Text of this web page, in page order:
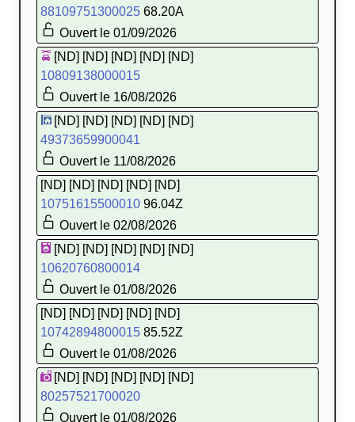
88109751300025 68.20A
Ouvert le 01/09/2026
[ND] [ND] [ND] [ND] [ND]
10809138000015
Ouvert le 16/08/2026
[ND] [ND] [ND] [ND] [ND]
49373659900041
Ouvert le 11/08/2026
[ND] [ND] [ND] [ND] [ND]
10751615500010 96.04Z
Ouvert le 02/08/2026
[ND] [ND] [ND] [ND] [ND]
10620760800014
Ouvert le 01/08/2026
[ND] [ND] [ND] [ND] [ND]
10742894800015 85.52Z
Ouvert le 01/08/2026
[ND] [ND] [ND] [ND] [ND]
80257521700020
Ouvert le 01/08/2026